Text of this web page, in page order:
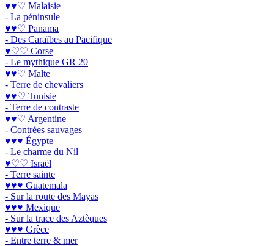
♥♥♡ Malaisie
- La péninsule
♥♥♡ Panama
- Des Caraïbes au Pacifique
♥♡♡ Corse
- Le mythique GR 20
♥♥♡ Malte
- Terre de chevaliers
♥♥♡ Tunisie
- Terre de contraste
♥♥♡ Argentine
- Contrées sauvages
♥♥♥ Égypte
- Le charme du Nil
♥♡♡ Israël
- Terre sainte
♥♥♥ Guatemala
- Sur la route des Mayas
♥♥♥ Mexique
- Sur la trace des Aztèques
♥♥♥ Grèce
- Entre terre & mer